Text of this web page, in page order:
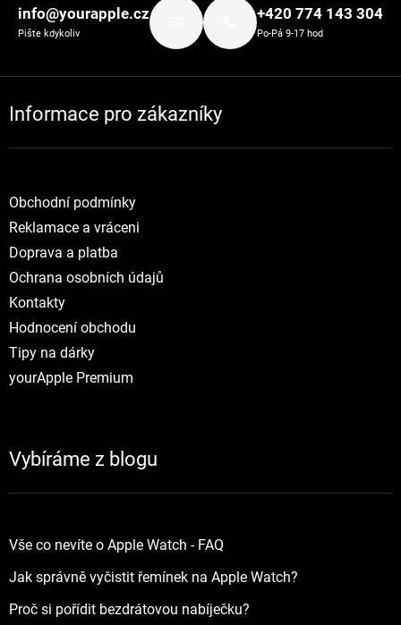
info@yourapple.cz
Pište kdykoliv
+420 774 143 304
Po-Pá 9-17 hod
Informace pro zákazníky
Obchodní podmínky
Reklamace a vráceni
Doprava a platba
Ochrana osobních údajů
Kontakty
Hodnocení obchodu
Tipy na dárky
yourApple Premium
Vybíráme z blogu
Vše co nevíte o Apple Watch - FAQ
Jak správně vyčistit řemínek na Apple Watch?
Proč si pořídit bezdrátovou nabíječku?